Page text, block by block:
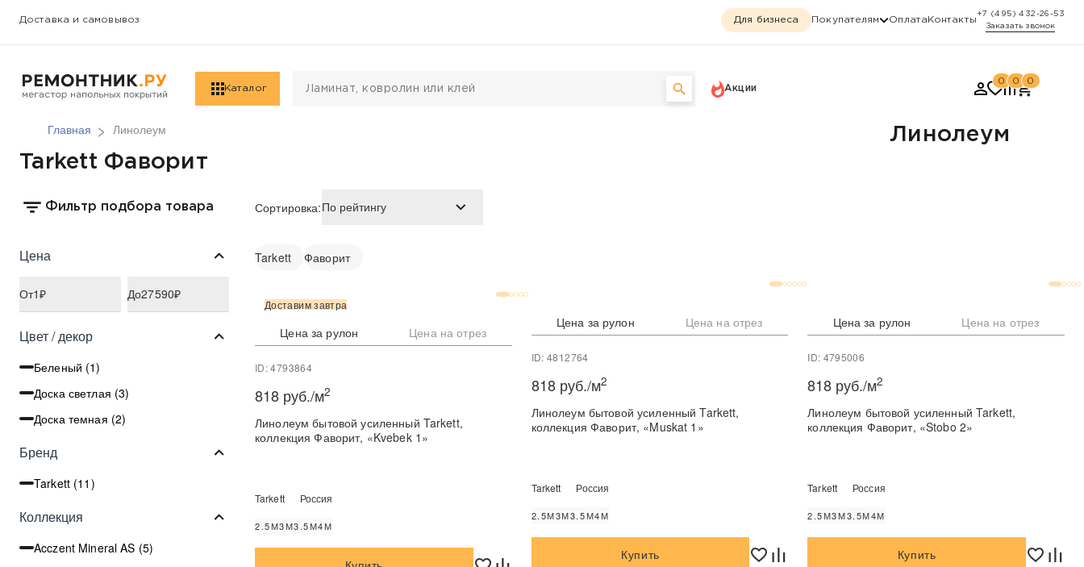
Доставка и самовывоз Для бизнеса Покупателям Оплата Контакты
+7 (495) 432-26-53
Заказать звонок
Каталог Акции
0 0 0
Главная Линолеум
Линолеум
Tarkett Фаворит
Фильтр подбора товара
Цена
От1₽ До27590₽
Цвет / декор
Беленый (1)
Доска светлая (3)
Доска темная (2)
Бренд
Tarkett (11 )
Коллекция
Acczent Mineral AS (5)
Сортировка:
Tarkett Фаворит
Доставим завтра
Цена за рулон Цена на отрез
ID: 4793864
818 руб./м2
Линолеум бытовой усиленный Tarkett,
коллекция Фаворит, «Kvebek 1»
Tarkett Россия
2.5М3М3.5М4М
Цена за рулон Цена на отрез
ID: 4812764
818 руб./м2
Линолеум бытовой усиленный Tarkett,
коллекция Фаворит, «Muskat 1»
Tarkett Россия
2.5М3М3.5М4М
Купить
Цена за рулон Цена на отрез
ID: 4795006
818 руб./м2
Линолеум бытовой усиленный Tarkett,
коллекция Фаворит, «Stobo 2»
Tarkett Россия
2.5М3М3.5М4М
Купить